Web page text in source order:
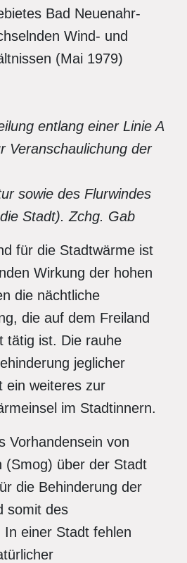
Bad Neuenahr-
Wind- und
(Mai 1979)
entlang einer Linie A
Veranschaulichung der
sowie des Flurwindes
Stadt). Zchg. Gab
für die Stadtwärme ist
Wirkung der hohen
die nächtliche
die auf dem Freiland
tätig ist. Die rauhe
jeglicher
ein weiteres zur
im Stadtinnern.
Vorhandensein von
(Smog) über der Stadt
die Behinderung der
somit des
einer Stadt fehlen